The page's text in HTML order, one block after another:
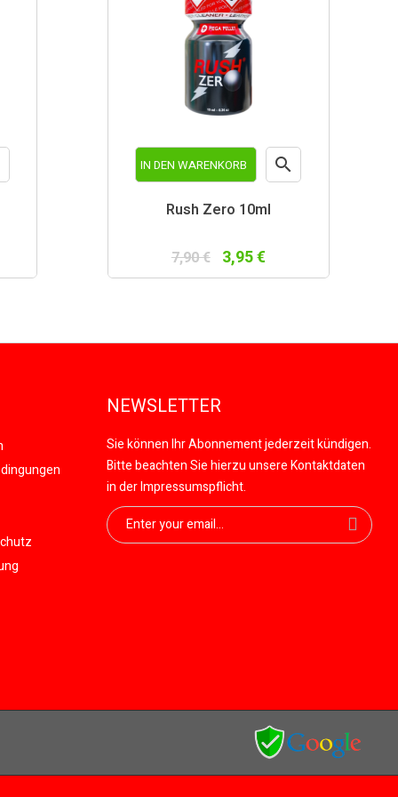
IN DEN WARENKORB 
Rush Zero 10ml
7,90 € 3,95 €
NEWSLETTER
Sie können Ihr Abonnement jederzeit kündigen.
Bitte beachten Sie hierzu unsere Kontaktdaten
in der Impressumspflicht.